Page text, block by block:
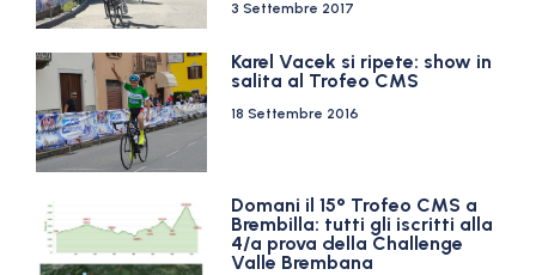
3 Settembre 2017
Karel Vacek si ripete: show in
salita al Trofeo CMS
18 Settembre 2016
Domani il 15° Trofeo CMS a
Brembilla: tutti gli iscritti alla
4/a prova della Challenge
Valle Brembana